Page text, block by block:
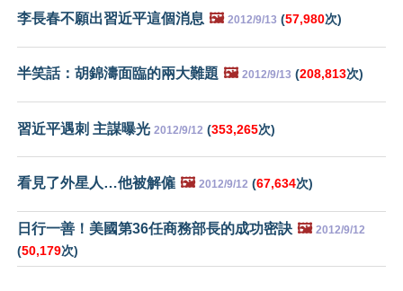
李長春不願出習近平這個消息 🖼️ 2012/9/13 (57,980次)
半笑話：胡錦濤面臨的兩大難題 🖼️ 2012/9/13 (208,813次)
習近平遇刺 主謀曝光 2012/9/12 (353,265次)
看見了外星人…他被解僱 🖼️ 2012/9/12 (67,634次)
日行一善！美國第36任商務部長的成功密訣 🖼️ 2012/9/12
(50,179次)